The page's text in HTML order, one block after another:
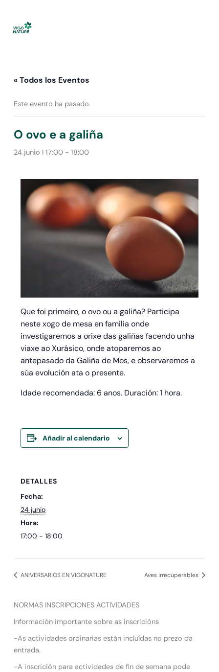
contenido
« Todos los Eventos
Este evento ha pasado.
O ovo e a galiña
24 junio I 17:00- 18:00
Que foi primeiro, o ovo ou a galiña? Participa
neste xogo de mesa en familia onde
investigaremos a orixe das galiñas facendo unha
viaxe ao Xurásico, onde atoparemos ao
antepasado da Galiña de Mos, e observaremos a
súa evolución ata o presente.
Idade recomendada: 6 anos. Duración: 1 hora.
Añadir al calendario
DETALLES
Fecha:
24 junio
Hora:
17:00 - 18:00
ANIVERSARIOS EN VIGONATURE Aves irrecuperables
NORMAS INSCRIPCIONES ACTIVIDADES
Información importante sobre as inscricións
-As actividades ordinarias están incluídas no prezo da
entrada.
-A inscrición para actividades de fin de semana pode